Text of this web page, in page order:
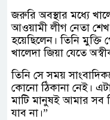
জরুরি অবস্থার মধ্যে
আওয়ামী লীগ নেতা শেখ
হয়েছিলেন। তিনি মুক্তি
খালেদা জিয়া যেতে
তিনি সে সময়
কোনো ঠিকানা নেই।
মাটি মানুষই আমার সব
যাব না।”